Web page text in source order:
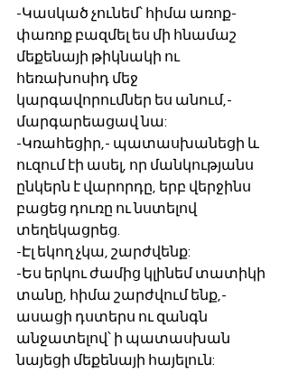
-Կասկած չունեմ՝ հիմա առոք-
փառոք բազմել ես մի հնամաշ
մեքենայի թիկնակի ու
հեռախոսիդ մեջ
կարգավորումներ ես անում,-
մարգարեացավ նա:
-Կռահեցիր,- պատասխանեցի և
ուզում էի ասել, որ մանկությանս
ընկերն է վարորդը, երբ վերջինս
բացեց դուռը ու նստելով
տեղեկացրեց.
-Էլ եկող չկա, շարժվենք:
-Ես երկու ժամից կլինեմ տատիկի
տանը, հիմա շարժվում ենք,-
ասացի դստերս ու զանգն
անջատելով՝ ի պատասխան
նայեցի մեքենայի հայելուն: